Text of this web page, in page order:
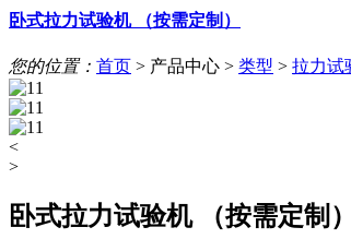
卧式拉力试验机 （按需定制）
您的位置： 首页 > 产品中心 > 类型 > 拉力试
<
>
卧式拉力试验机 （按需定制）